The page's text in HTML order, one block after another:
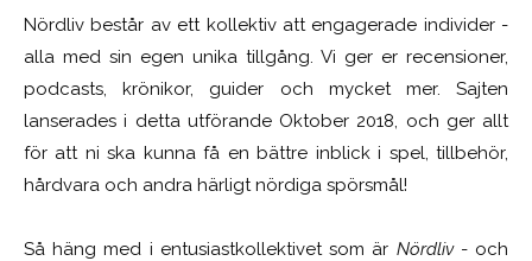
Nördliv består av ett kollektiv att engagerade individer -
alla med sin egen unika tillgång. Vi ger er recensioner,
podcasts, krönikor, guider och mycket mer. Sajten
lanserades i detta utförande Oktober 2018, och ger allt
för att ni ska kunna få en bättre inblick i spel, tillbehör,
hårdvara och andra härligt nördiga spörsmål!
Så häng med i entusiastkollektivet som är Nördliv- och